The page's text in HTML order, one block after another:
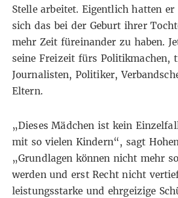
Stelle arbeitet. Eigentlich hatten
sich das bei der Geburt ihrer
mehr Zeit füreinander zu haben.
seine Freizeit fürs Politikmachen,
Journalisten, Politiker,
Eltern.
„Dieses Mädchen ist kein
mit so vielen Kindern“, sagt
„Grundlagen können nicht mehr
werden und erst Recht nicht
leistungsstarke und ehrgeizige